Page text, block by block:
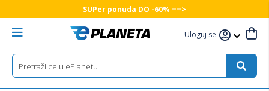
SUPer ponuda DO -60% ==>
Uloguj se